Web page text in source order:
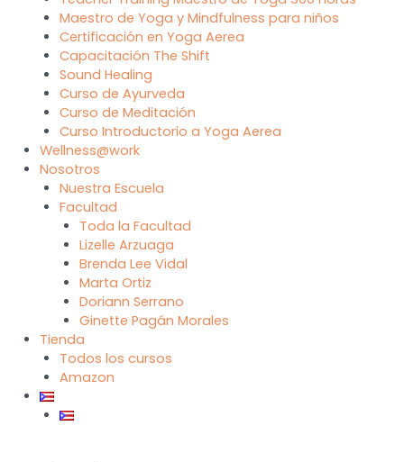
Maestro de Yoga y Mindfulness para niños
Certificación en Yoga Aerea
Capacitación The Shift
Sound Healing
Curso de Ayurveda
Curso de Meditación
Curso Introductorio a Yoga Aerea
Wellness@work
Nosotros
Nuestra Escuela
Facultad
Toda la Facultad
Lizelle Arzuaga
Brenda Lee Vidal
Marta Ortiz
Doriann Serrano
Ginette Pagán Morales
Tienda
Todos los cursos
Amazon